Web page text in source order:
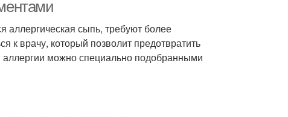
аллергическая сыпь, требуют более
к врачу, который позволит предотвратить
аллергии можно специально подобранными